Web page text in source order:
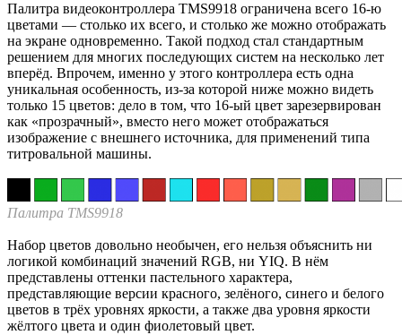
Палитра видеоконтроллера TMS9918 ограничена всего 16-ю
цветами — столько их всего, и столько же можно отображать
на экране одновременно. Такой подход стал стандартным
решением для многих последующих систем на несколько лет
вперёд. Впрочем, именно у этого контроллера есть одна
уникальная особенность, из-за которой ниже можно видеть
только 15 цветов: дело в том, что 16-ый цвет зарезервирован
как «прозрачный», вместо него может отображаться
изображение с внешнего источника, для применений типа
титровальной машины.
Палитра TMS9918
Набор цветов довольно необычен, его нельзя объяснить ни
логикой комбинаций значений RGB, ни YIQ. В нём
представлены оттенки пастельного характера,
представляющие версии красного, зелёного, синего и белого
цветов в трёх уровнях яркости, а также два уровня яркости
жёлтого цвета и один фиолетовый цвет.